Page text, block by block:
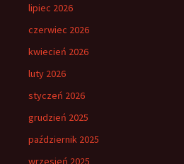
lipiec 2026
czerwiec 2026
kwiecień 2026
luty 2026
styczeń 2026
grudzień 2025
październik 2025
wrzesień 2025